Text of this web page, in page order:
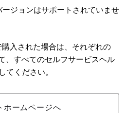
ジョンはサポートされていませ
入された場合は、それぞれの
、すべてのセルフサービスヘル
てください。
ホームページへ